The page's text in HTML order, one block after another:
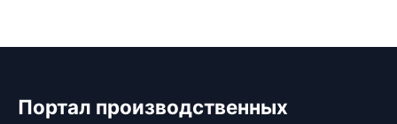
Портал производственных